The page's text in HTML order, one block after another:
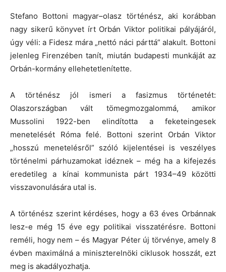
Stefano Bottoni magyar–olasz történész, aki korábban
nagy sikerű könyvet írt Orbán Viktor politikai pályájáról,
úgy véli: a Fidesz mára „nettó náci párttá” alakult. Bottoni
jelenleg Firenzében tanít, miután budapesti munkáját az
Orbán-kormány ellehetetlenítette.
A történész jól ismeri a fasizmus történetét:
Olaszországban vált tömegmozgalommá, amikor
Mussolini 1922-ben elindította a feketeingesek
menetelését Róma felé. Bottoni szerint Orbán Viktor
„hosszú menetelésről” szóló kijelentései is veszélyes
történelmi párhuzamokat idéznek – még ha a kifejezés
eredetileg a kínai kommunista párt 1934–49 közötti
visszavonulására utal is.
A történész szerint kérdéses, hogy a 63 éves Orbánnak
lesz-e még 15 éve egy politikai visszatérésre. Bottoni
reméli, hogy nem – és Magyar Péter új törvénye, amely 8
évben maximálná a miniszterelnöki ciklusok hosszát, ezt
meg is akadályozhatja.